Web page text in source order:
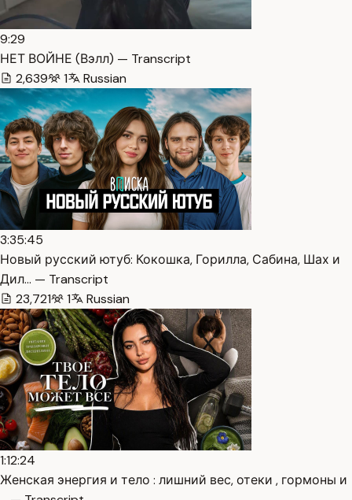
9:29
НЕТ ВОЙНЕ (Вэлл) — Transcript
2,639
1 Russian
3:35:45
Новый русский ютуб: Кокошка, Горилла, Сабина, Шах и
Дил… — Transcript
23,721
1 Russian
1:12:24
Женская энергия и тело : лишний вес, отеки , гормоны и